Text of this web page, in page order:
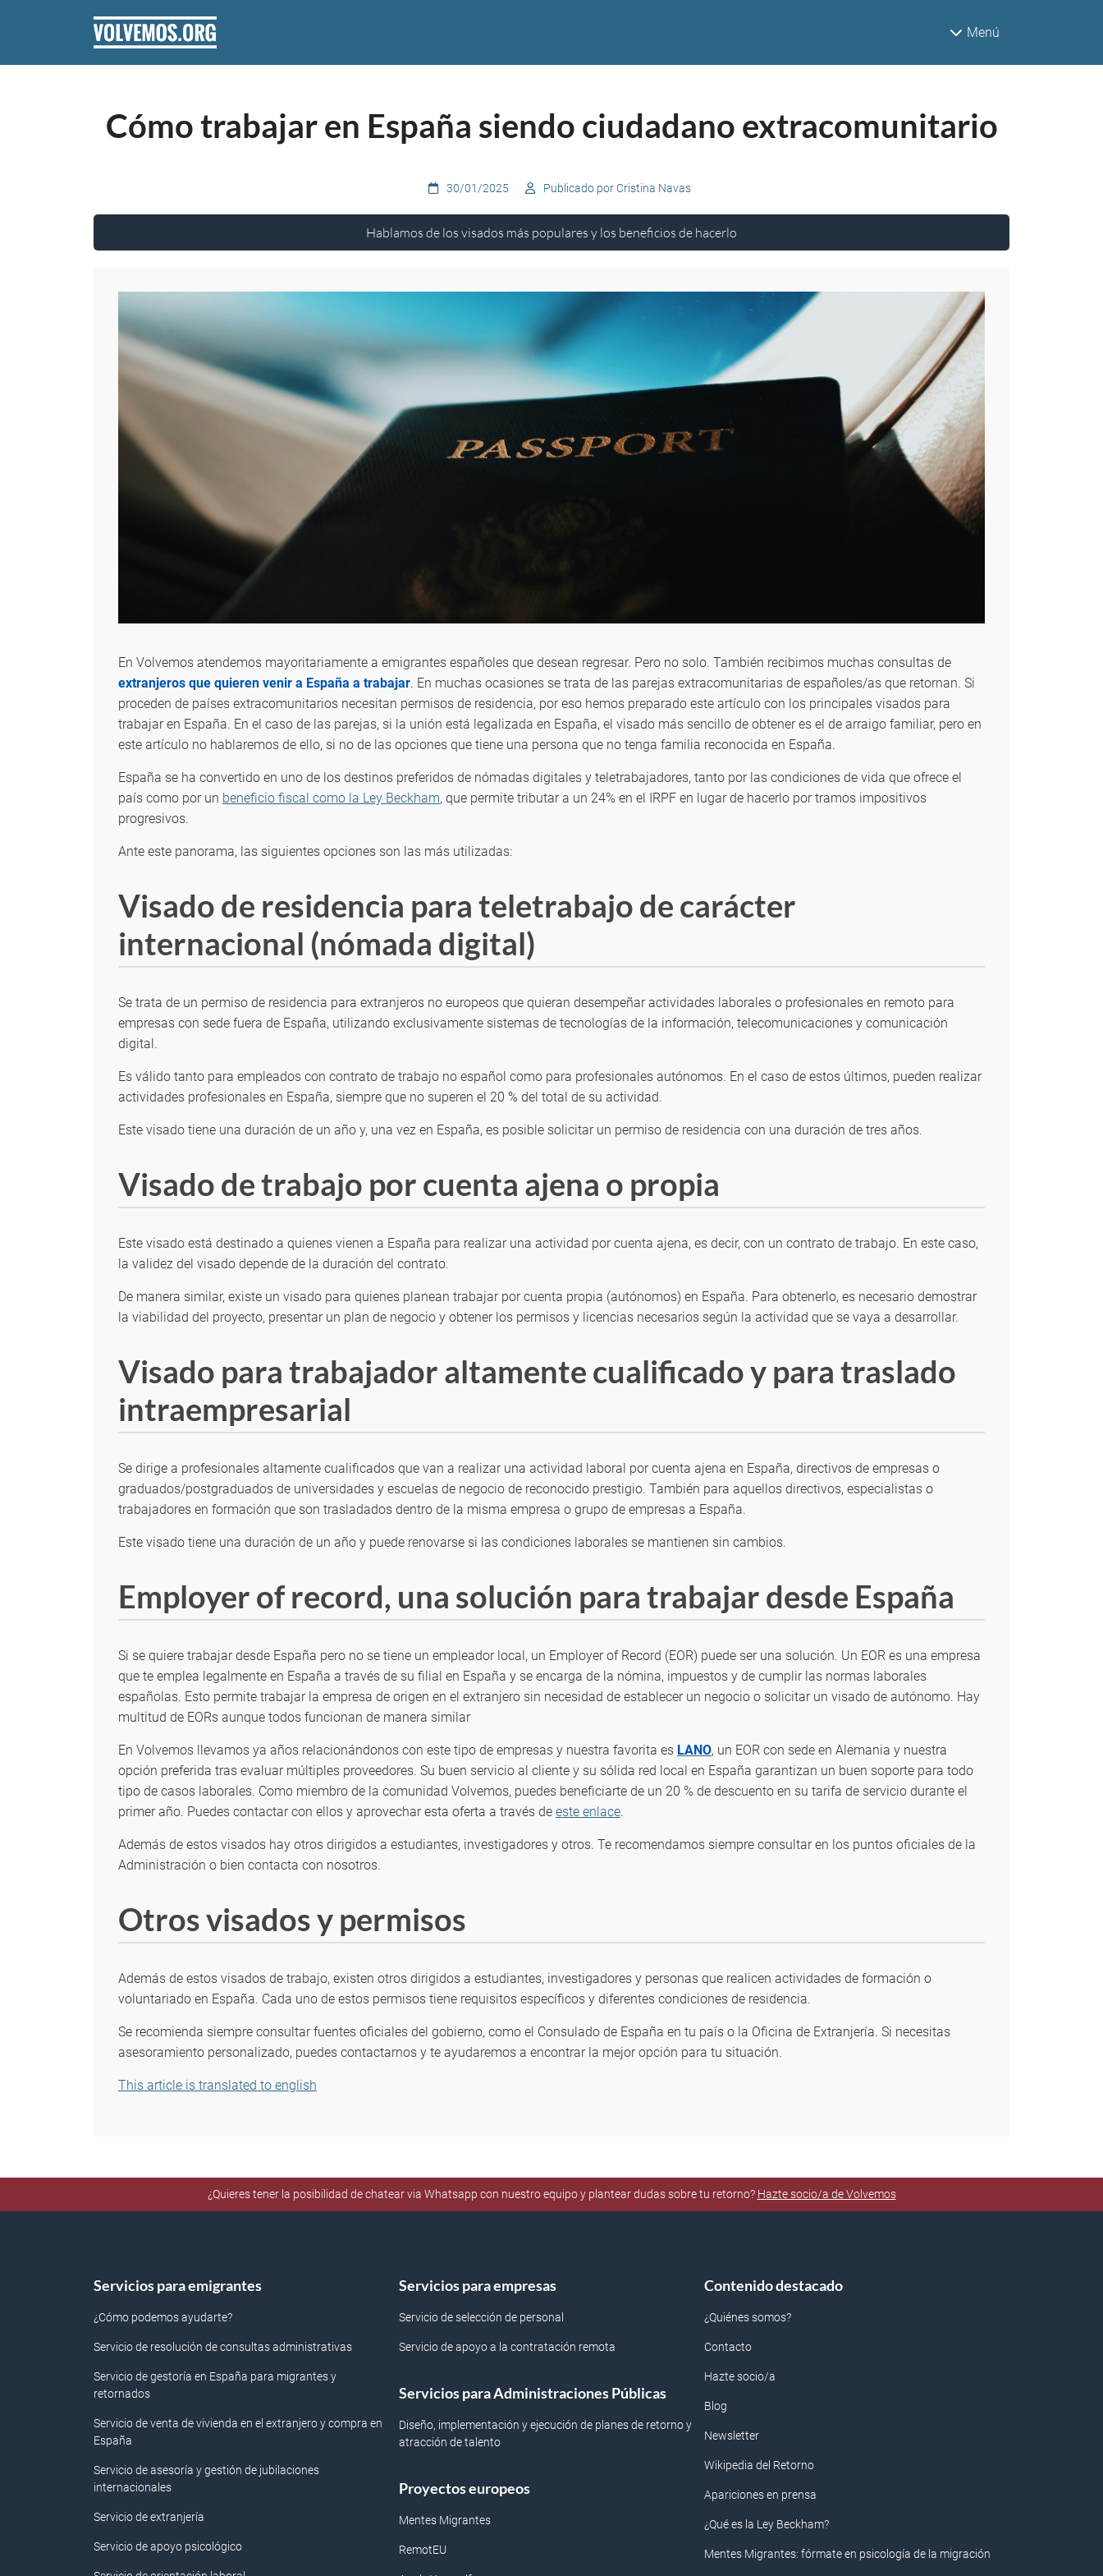
Menú
Cómo trabajar en España siendo ciudadano extracomunitario
30/01/2025 Publicado por Cristina Navas
Hablamos de los visados más populares y los beneficios de hacerlo
En Volvemos atendemos mayoritariamente a emigrantes españoles que desean regresar. Pero no solo. También recibimos muchas consultas de
extranjeros que quieren venir a España a trabajar. En muchas ocasiones se trata de las parejas extracomunitarias de españoles/as que retornan. Si
proceden de países extracomunitarios necesitan permisos de residencia, por eso hemos preparado este artículo con los principales visados para
trabajar en España. En el caso de las parejas, si la unión está legalizada en España, el visado más sencillo de obtener es el de arraigo familiar, pero en
este artículo no hablaremos de ello, si no de las opciones que tiene una persona que no tenga familia reconocida en España.
España se ha convertido en uno de los destinos preferidos de nómadas digitales y teletrabajadores, tanto por las condiciones de vida que ofrece el
país como por un beneficio fiscal como la Ley Beckham, que permite tributar a un 24% en el IRPF en lugar de hacerlo por tramos impositivos
progresivos.
Ante este panorama, las siguientes opciones son las más utilizadas:
Visado de residencia para teletrabajo de carácter
internacional (nómada digital)
Se trata de un permiso de residencia para extranjeros no europeos que quieran desempeñar actividades laborales o profesionales en remoto para
empresas con sede fuera de España, utilizando exclusivamente sistemas de tecnologías de la información, telecomunicaciones y comunicación
digital.
Es válido tanto para empleados con contrato de trabajo no español como para profesionales autónomos. En el caso de estos últimos, pueden realizar
actividades profesionales en España, siempre que no superen el 20 % del total de su actividad.
Este visado tiene una duración de un año y, una vez en España, es posible solicitar un permiso de residencia con una duración de tres años.
Visado de trabajo por cuenta ajena o propia
Este visado está destinado a quienes vienen a España para realizar una actividad por cuenta ajena, es decir, con un contrato de trabajo. En este caso,
la validez del visado depende de la duración del contrato.
De manera similar, existe un visado para quienes planean trabajar por cuenta propia (autónomos) en España. Para obtenerlo, es necesario demostrar
la viabilidad del proyecto, presentar un plan de negocio y obtener los permisos y licencias necesarios según la actividad que se vaya a desarrollar.
Visado para trabajador altamente cualificado y para traslado
intraempresarial
Se dirige a profesionales altamente cualificados que van a realizar una actividad laboral por cuenta ajena en España, directivos de empresas o
graduados/postgraduados de universidades y escuelas de negocio de reconocido prestigio. También para aquellos directivos, especialistas o
trabajadores en formación que son trasladados dentro de la misma empresa o grupo de empresas a España.
Este visado tiene una duración de un año y puede renovarse si las condiciones laborales se mantienen sin cambios.
Employer of record, una solución para trabajar desde España
Si se quiere trabajar desde España pero no se tiene un empleador local, un Employer of Record (EOR) puede ser una solución. Un EOR es una empresa
que te emplea legalmente en España a través de su filial en España y se encarga de la nómina, impuestos y de cumplir las normas laborales
españolas. Esto permite trabajar la empresa de origen en el extranjero sin necesidad de establecer un negocio o solicitar un visado de autónomo. Hay
multitud de EORs aunque todos funcionan de manera similar
En Volvemos llevamos ya años relacionándonos con este tipo de empresas y nuestra favorita es LANO, un EOR con sede en Alemania y nuestra
opción preferida tras evaluar múltiples proveedores. Su buen servicio al cliente y su sólida red local en España garantizan un buen soporte para todo
tipo de casos laborales. Como miembro de la comunidad Volvemos, puedes beneficiarte de un 20 % de descuento en su tarifa de servicio durante el
primer año. Puedes contactar con ellos y aprovechar esta oferta a través de este enlace.
Además de estos visados hay otros dirigidos a estudiantes, investigadores y otros. Te recomendamos siempre consultar en los puntos oficiales de la
Administración o bien contacta con nosotros.
Otros visados y permisos
Además de estos visados de trabajo, existen otros dirigidos a estudiantes, investigadores y personas que realicen actividades de formación o
voluntariado en España. Cada uno de estos permisos tiene requisitos específicos y diferentes condiciones de residencia.
Se recomienda siempre consultar fuentes oficiales del gobierno, como el Consulado de España en tu país o la Oficina de Extranjería. Si necesitas
asesoramiento personalizado, puedes contactarnos y te ayudaremos a encontrar la mejor opción para tu situación.
This article is translated to english
¿Quieres tener la posibilidad de chatear via Whatsapp con nuestro equipo y plantear dudas sobre tu retorno? Hazte socio/a de Volvemos
Servicios para emigrantes
¿Cómo podemos ayudarte?
Servicio de resolución de consultas administrativas
Servicio de gestoría en España para migrantes y
retornados
Servicio de venta de vivienda en el extranjero y compra en
España
Servicio de asesoría y gestión de jubilaciones
internacionales
Servicio de extranjería
Servicio de apoyo psicológico
Servicios para empresas
Servicio de selección de personal
Servicio de apoyo a la contratación remota
Servicios para Administraciones Públicas
Diseño, implementación y ejecución de planes de retorno y
atracción de talento
Proyectos europeos
Mentes Migrantes
RemotEU
Contenido destacado
¿Quiénes somos?
Contacto
Hazte socio/a
Blog
Newsletter
Wikipedia del Retorno
Apariciones en prensa
¿Qué es la Ley Beckham?
Mentes Migrantes: fórmate en psicología de la migración